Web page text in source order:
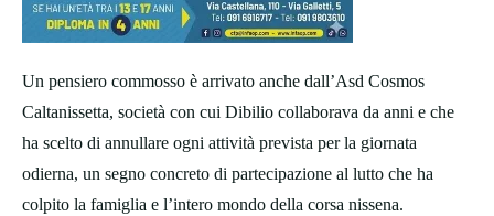
Un pensiero commosso è arrivato anche dall’Asd Cosmos
Caltanissetta, società con cui Dibilio collaborava da anni e che
ha scelto di annullare ogni attività prevista per la giornata
odierna, un segno concreto di partecipazione al lutto che ha
colpito la famiglia e l’intero mondo della corsa nissena.